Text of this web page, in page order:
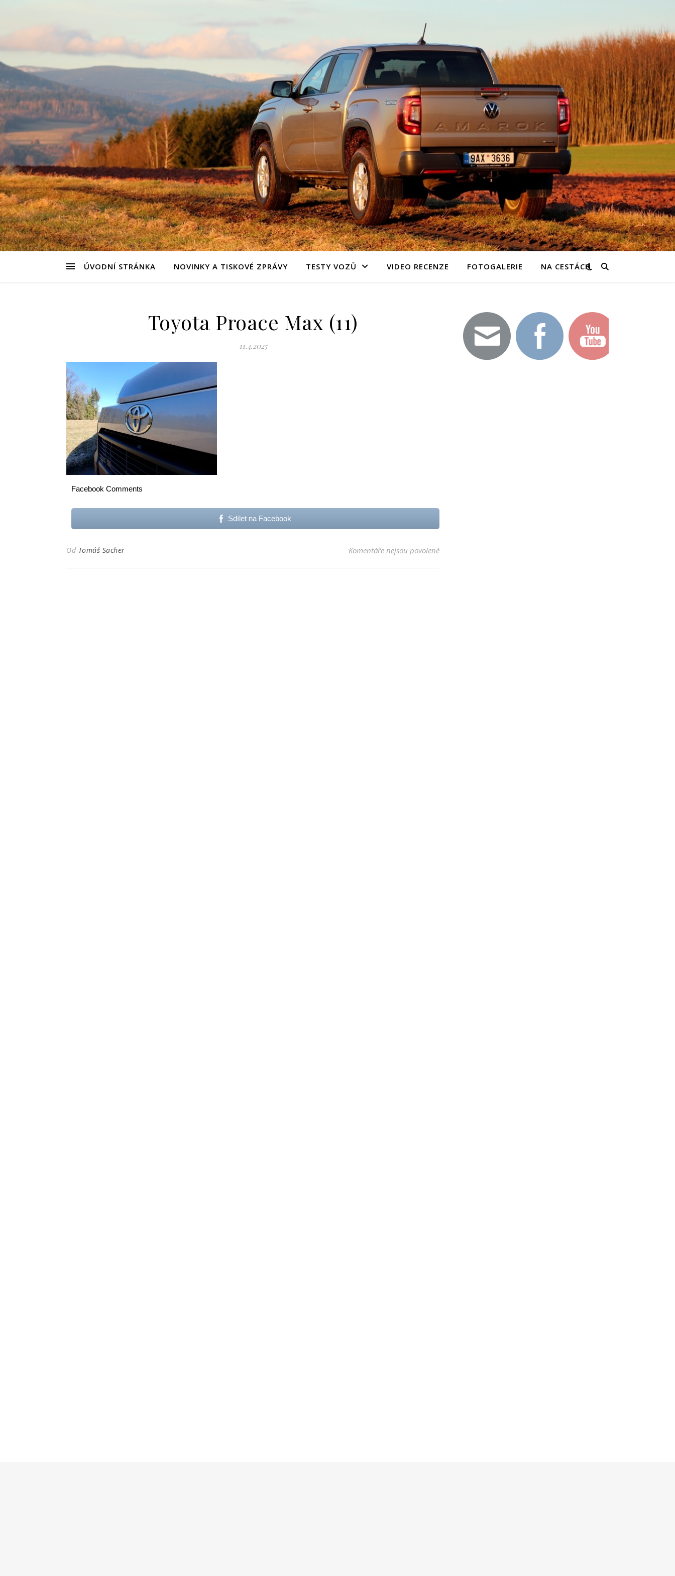
ÚVODNÍ STRÁNKA NOVINKY A TISKOVÉ ZPRÁVY TESTY VOZŮ VIDEO RECENZE FOTOGALERIE NA CESTÁCH
Toyota Proace Max (11)
11.4.2025
Facebook Comments
Sdílet na Facebook
Od Tomáš Sacher Komentáře nejsou povolenéu textu s názvem Toyota Proace Max (11)